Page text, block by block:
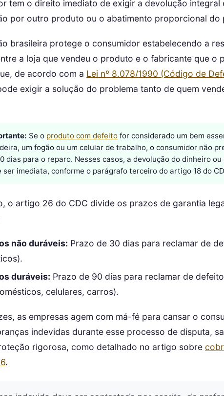
tem o direito imediato de exigir a devolução integral
por outro produto ou o abatimento proporcional do
brasileira protege o consumidor estabelecendo a
a loja que vendeu o produto e o fabricante que o
de acordo com a Lei nº 8.078/1990 (Código de
exigir a solução do problema tanto de quem
Se o produto com defeito for considerado um bem
um fogão ou um celular de trabalho, o consumidor não
dias para o reparo. Nesses casos, a devolução do dinheiro
ser imediata, conforme o parágrafo terceiro do artigo 18 do
o artigo 26 do CDC divide os prazos de garantia
não duráveis: Prazo de 30 dias para reclamar de
duráveis: Prazo de 90 dias para reclamar de
celulares, carros).
as empresas agem com má-fé para cansar o
indevidas durante esse processo de disputa,
rigorosa, como detalhado no artigo sobre
.